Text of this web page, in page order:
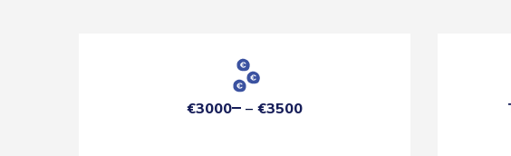
€3000 €3500